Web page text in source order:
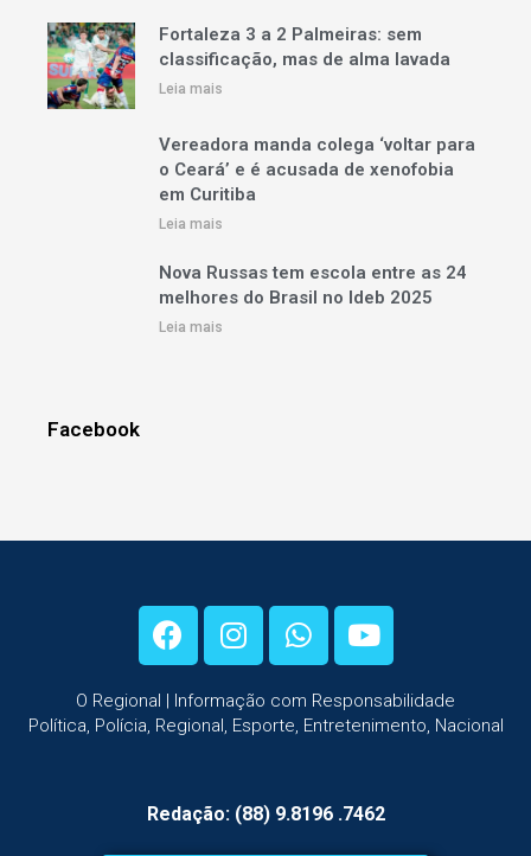
Fortaleza 3 a 2 Palmeiras: sem
classificação, mas de alma lavada
Leia mais
Vereadora manda colega ‘voltar para
o Ceará’ e é acusada de xenofobia
em Curitiba
Leia mais
Nova Russas tem escola entre as 24
melhores do Brasil no Ideb 2025
Leia mais
Facebook
O Regional | Informação com Responsabilidade
Política, Polícia, Regional, Esporte, Entretenimento, Nacional
Redação: (88) 9.8196 .7462